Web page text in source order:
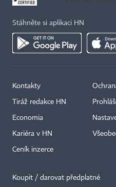
Stáhněte si aplikaci HN
Kontakty
Tiráž redakce HN
Economia
Kariéra v HN
Ceník inzerce
Koupit / darovat předplatné